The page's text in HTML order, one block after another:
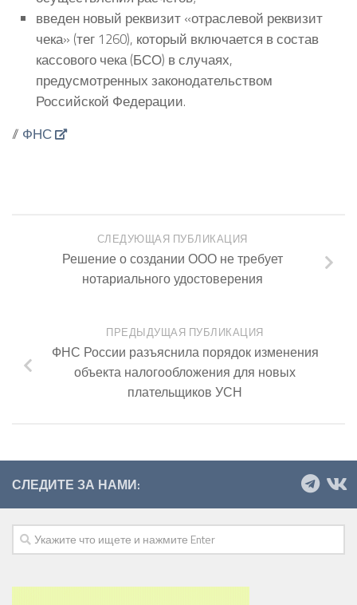
введен новый реквизит «отраслевой реквизит
чека» (тег 1260), который включается в состав
кассового чека (БСО) в случаях,
предусмотренных законодательством
Российской Федерации.
// ФНС
СЛЕДУЮЩАЯ ПУБЛИКАЦИЯ
Решение о создании ООО не требует
нотариального удостоверения
ПРЕДЫДУЩАЯ ПУБЛИКАЦИЯ
ФНС России разъяснила порядок изменения
объекта налогообложения для новых
плательщиков УСН
СЛЕДИТЕ ЗА НАМИ: